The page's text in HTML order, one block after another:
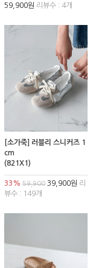
59,900원 리뷰수 : 4개
[소가죽] 러블리 스니커즈 1
cm
(821X1)
33% 59,900 39,900원 리
뷰수 : 149개